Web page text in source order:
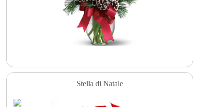
Stella di Natale